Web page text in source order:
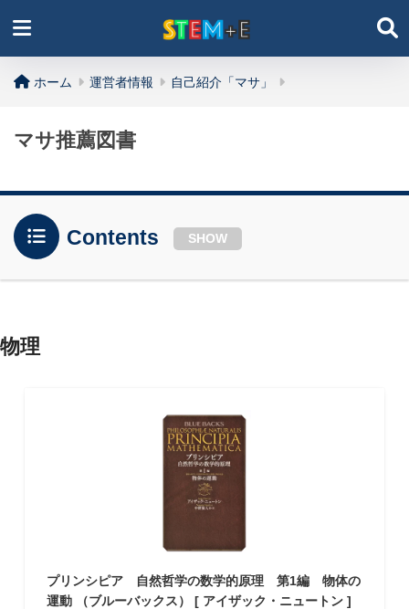
ホーム 運営者情報 自己紹介「マサ」
マサ推薦図書
Contents SHOW
物理
プリンシピア 自然哲学の数学的原理 第1編 物体の
運動 （ブルーバックス） [ アイザック・ニュートン ]